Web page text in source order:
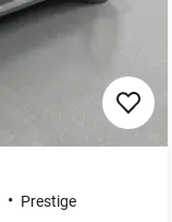
• Prestige